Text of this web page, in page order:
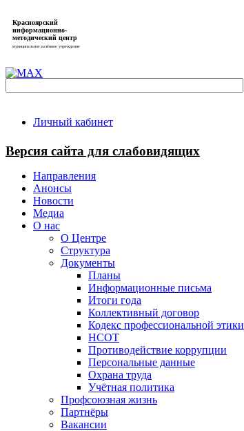
Красноярский
информационно-
методический центр
муниципальное казённое учреждение
Личный кабинет
Версия сайта для слабовидящих
Направления
Анонсы
Новости
Медиа
О нас
О Центре
Структура
Документы
Планы
Информационные письма
Итоги года
Коллективный договор
Кодекс профессиональной этики
НСОТ
Противодействие коррупции
Персональные данные
Охрана труда
Учётная политика
Профсоюзная жизнь
Партнёры
Вакансии